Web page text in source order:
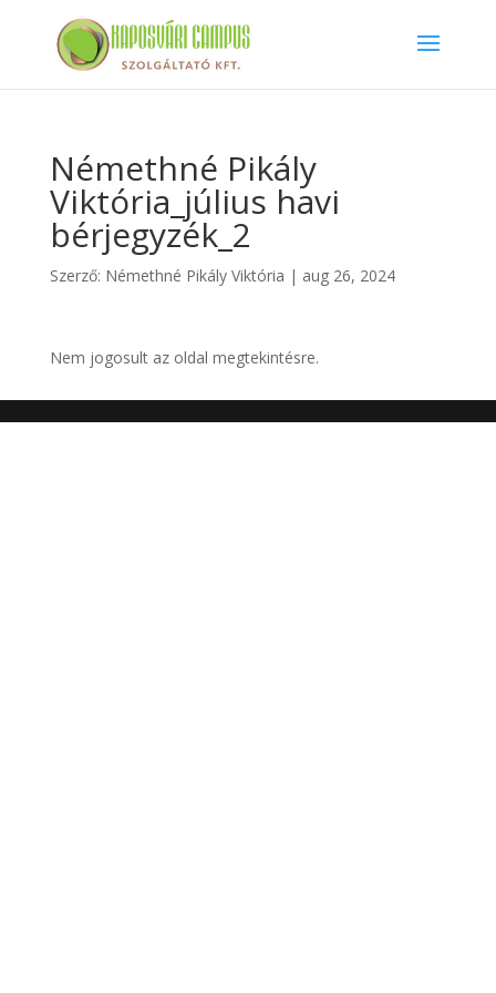
Némethné Pikály
Viktória_július havi
bérjegyzék_2
Szerző: Némethné Pikály Viktória | aug 26, 2024
Nem jogosult az oldal megtekintésre.